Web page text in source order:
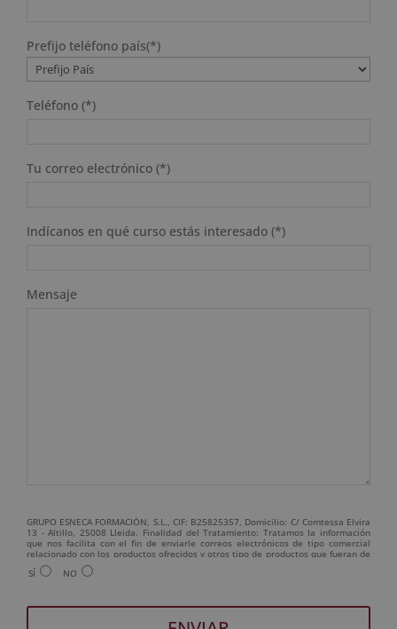
Prefijo teléfono país(*)
Teléfono (*)
Tu correo electrónico (*)
Indícanos en qué curso estás interesado (*)
Mensaje
GRUPO ESNECA FORMACIÓN, S.L., CIF: B25825357, Domicilio: C/ Comtessa Elvira
13 - Altillo, 25008 Lleida. Finalidad del Tratamiento: Tratamos la información
que nos facilita con el fin de enviarle correos electrónicos de tipo comercial
relacionado con los productos ofrecidos y otros tipo de productos que fueran de
su interés. Legitimación del tratamiento: Consentimiento del interesado.
Derechos: Puede ejercitar sus derechos identificándose suficientemente,
telefónica y/o email):
SÍ NO